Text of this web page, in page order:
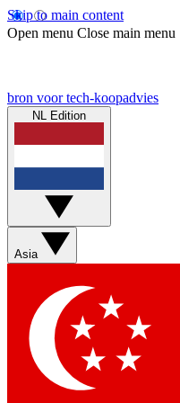
Skip to main content
Open menu Close main menu
bron voor tech-koopadvies
NL Edition
Asia